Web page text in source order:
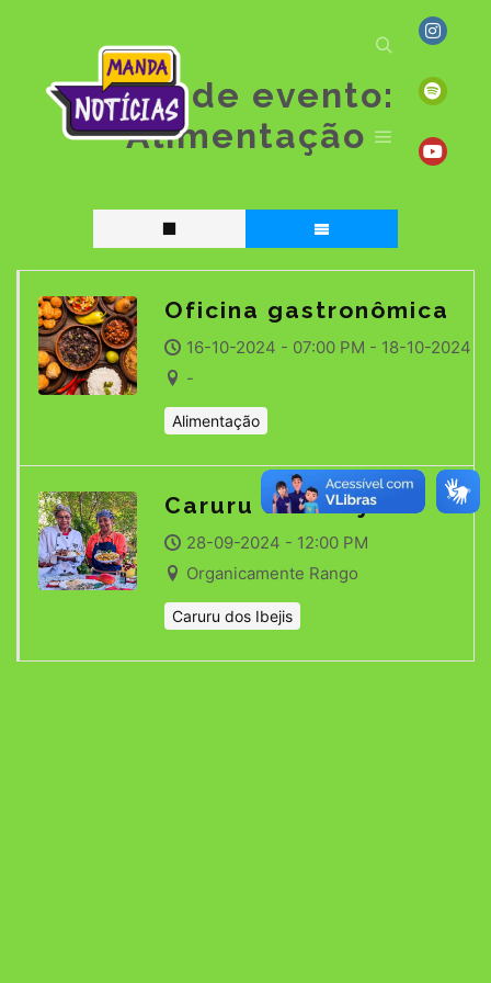
Tipo de evento:
Alimentação
Oficina gastronômica
16-10-2024 - 07:00 PM - 18-10-2024
-
Alimentação
Caruru dos Ibejis
28-09-2024 - 12:00 PM
Organicamente Rango
Caruru dos Ibejis